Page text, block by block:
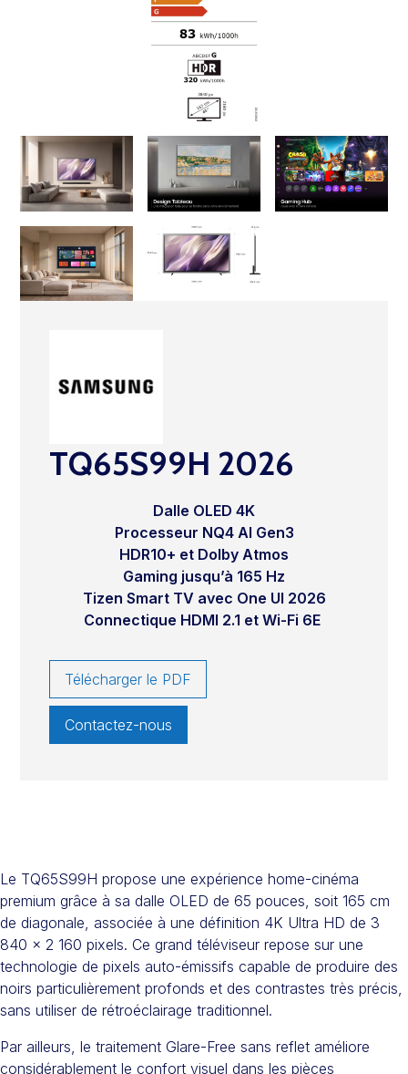
TQ65S99H 2026
Dalle OLED 4K
Processeur NQ4 AI Gen3
HDR10+ et Dolby Atmos
Gaming jusqu’à 165 Hz
Tizen Smart TV avec One UI 2026
Connectique HDMI 2.1 et Wi-Fi 6E
Télécharger le PDF
Contactez-nous
Le TQ65S99H propose une expérience home-cinéma
premium grâce à sa dalle OLED de 65 pouces, soit 165 cm
de diagonale, associée à une définition 4K Ultra HD de 3
840 x 2 160 pixels. Ce grand téléviseur repose sur une
technologie de pixels auto-émissifs capable de produire des
noirs particulièrement profonds et des contrastes très précis,
sans utiliser de rétroéclairage traditionnel.
Par ailleurs, le traitement Glare-Free sans reflet améliore
considérablement le confort visuel dans les pièces